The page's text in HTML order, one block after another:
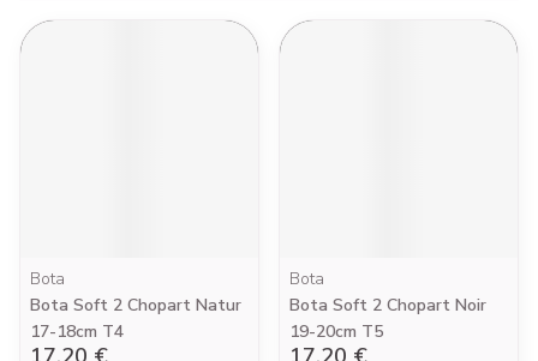
Bota
Bota Soft 2 Chopart Natur
17-18cm T4
Bota
Bota Soft 2 Chopart Noir
19-20cm T5